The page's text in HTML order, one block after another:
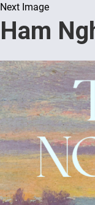
Next Image
Ham